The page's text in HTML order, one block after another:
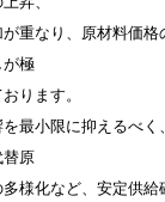
重なり、原材料価格
が極
ります。
最小限に抑えるべく
替原
様化など、安定供給